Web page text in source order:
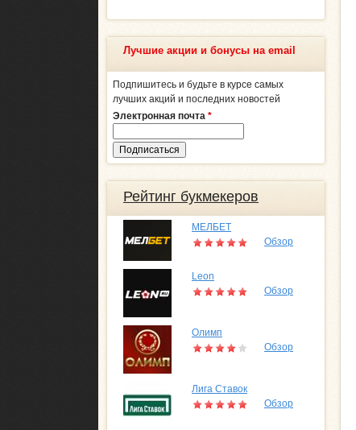
Лучшие акции и бонусы на email
Подпишитесь и будьте в курсе самых
лучших акций и последних новостей
Электронная почта *
Рейтинг букмекеров
МЕЛБЕТ
Обзор
Leon
Обзор
Олимп
Обзор
Лига Ставок
Обзор